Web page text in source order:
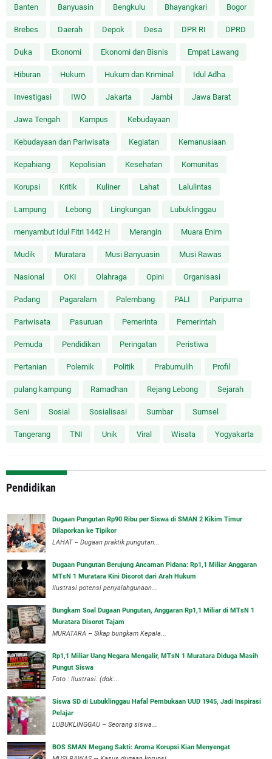
Banten Banyuasin Bengkulu Bhayangkari Bogor
Brebes Daerah Depok Desa DPR RI DPRD
Duka Ekonomi Ekonomi dan Bisnis Empat Lawang
Hiburan Hukum Hukum dan Kriminal Idul Adha
Investigasi IWO Jakarta Jambi Jawa Barat
Jawa Tengah Kampus Kebudayaan
Kebudayaan dan Pariwisata Kegiatan Kemanusiaan
Kepahiang Kepolisian Kesehatan Komunitas
Korupsi Kritik Kuliner Lahat Lalulintas
Lampung Lebong Lingkungan Lubuklinggau
menyambut Idul Fitri 1442 H Merangin Muara Enim
Mudik Muratara Musi Banyuasin Musi Rawas
Nasional OKI Olahraga Opini Organisasi
Padang Pagaralam Palembang PALI Paripurna
Pariwisata Pasuruan Pemerinta Pemerintah
Pemuda Pendidikan Peringatan Peristiwa
Pertanian Polemik Politik Prabumulih Profil
pulang kampung Ramadhan Rejang Lebong Sejarah
Seni Sosial Sosialisasi Sumbar Sumsel
Tangerang TNI Unik Viral Wisata Yogyakarta
Pendidikan
Dugaan Pungutan Rp90 Ribu per Siswa di SMAN 2 Kikim Timur
Dilaporkan ke Tipikor
LAHAT – Dugaan praktik pungutan...
Dugaan Pungutan Berujung Ancaman Pidana: Rp1,1 Miliar Anggaran
MTsN 1 Muratara Kini Disorot dari Arah Hukum
Ilustrasi potensi penyalahgunaan...
Bungkam Soal Dugaan Pungutan, Anggaran Rp1,1 Miliar di MTsN 1
Muratara Disorot Tajam
‎MURATARA – Sikap bungkam Kepala...
‎Rp1,1 Miliar Uang Negara Mengalir, MTsN 1 Muratara Diduga Masih
Pungut Siswa
Foto : Ilustrasi. (dok:...
Siswa SD di Lubuklinggau Hafal Pembukaan UUD 1945, Jadi Inspirasi
Pelajar
LUBUKLINGGAU – Seorang siswa...
BOS SMAN Megang Sakti: Aroma Korupsi Kian Menyengat